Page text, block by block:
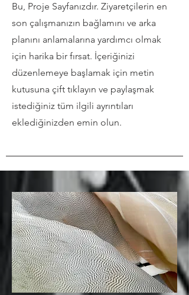
Bu, Proje Sayfanızdır. Ziyaretçilerin en
son çalışmanızın bağlamını ve arka
planını anlamalarına yardımcı olmak
için harika bir fırsat. İçeriğinizi
düzenlemeye başlamak için metin
kutusuna çift tıklayın ve paylaşmak
istediğiniz tüm ilgili ayrıntıları
eklediğinizden emin olun.